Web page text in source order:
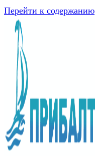
Перейти к содержанию